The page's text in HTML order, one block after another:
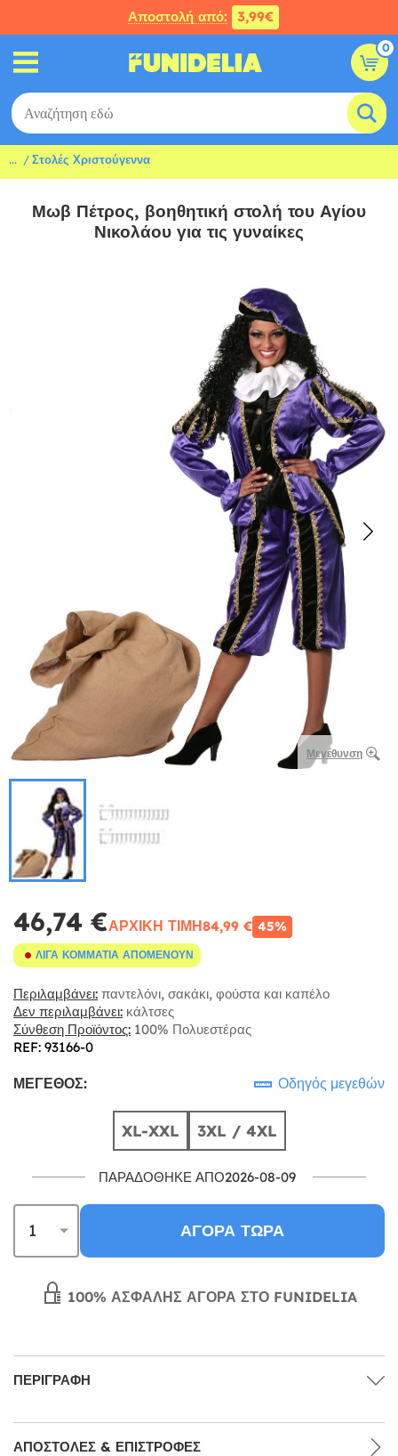
Αποστολή από: 3,99€
0
... Στολές Χριστούγεννα
Μωβ Πέτρος, βοηθητική στολή του Αγίου
Νικολάου για τις γυναίκες
Μεγέθυνση
46,74 €ΑΡΧΙΚΉ ΤΙΜΉ84,99 € 45%
ΛΊΓΑ ΚΟΜΜΆΤΙΑ ΑΠΟΜΈΝΟΥΝ
Περιλαμβάνει: παντελόνι, σακάκι, φούστα και καπέλο
Δεν περιλαμβάνει: κάλτσες
Σύνθεση Προϊόντος: 100% Πολυεστέρας
REF: 93166-0
ΜΈΓΕΘΟΣ: Οδηγός μεγεθών
XL-XXL 3XL / 4XL
ΠΑΡΑΔΌΘΗΚΕ ΑΠΌ2026-08-09
ΑΓΟΡΆ ΤΏΡΑ
100% ΑΣΦΑΛΉΣ ΑΓΟΡΆ ΣΤΟ FUNIDELIA
ΠΕΡΙΓΡΑΦΉ
ΑΠΟΣΤΟΛΈΣ & ΕΠΙΣΤΡΟΦΈΣ